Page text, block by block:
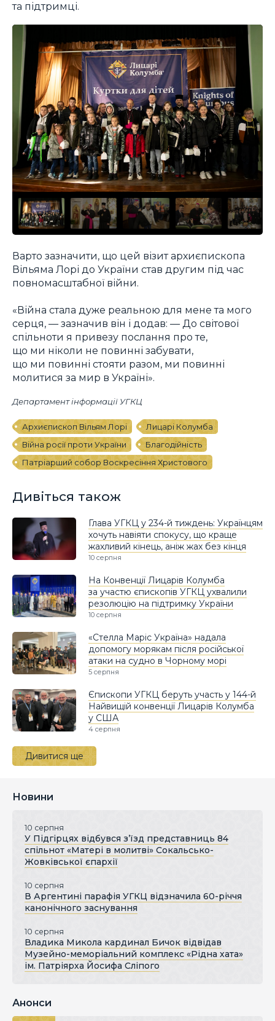
та підтримці.
Варто зазначити, що цей візит архиєпископа
Вільяма Лорі до України став другим під час
повномасштабної війни.
«Війна стала дуже реальною для мене та мого
серця, — зазначив він і додав: — До світової
спільноти я привезу послання про те,
що ми ніколи не повинні забувати,
що ми повинні стояти разом, ми повинні
молитися за мир в Україні».
Департамент інформації УГКЦ
Архиєпископ Вільям Лорі
Лицарі Колумба
Війна росії проти України
Благодійність
Патріарший собор Воскресіння Христового
Дивіться також
Глава УГКЦ у 234-й тиждень: Українцям
хочуть навіяти спокусу, що краще
жахливий кінець, аніж жах без кінця
10 серпня
На Конвенції Лицарів Колумба
за участю єпископів УГКЦ ухвалили
резолюцію на підтримку України
10 серпня
«Стелла Маріс Україна» надала
допомогу морякам після російської
атаки на судно в Чорному морі
5 серпня
Єпископи УГКЦ беруть участь у 144-й
Найвищій конвенції Лицарів Колумба
у США
4 серпня
Дивитися ще
Новини
10 серпня
У Підгірцях відбувся з’їзд представниць 84
спільнот «Матері в молитві» Сокальсько-
Жовківської єпархії
10 серпня
В Аргентині парафія УГКЦ відзначила 60-річчя
канонічного заснування
10 серпня
Владика Микола кардинал Бичок відвідав
Музейно-меморіальний комплекс «Рідна хата»
ім. Патріярха Йосифа Сліпого
Анонси